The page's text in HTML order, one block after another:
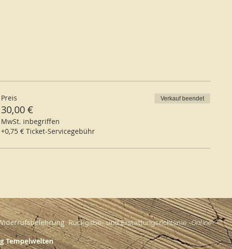
Preis
30,00 €
MwSt. inbegriffen
+0,75 € Ticket-Servicegebühr
Verkauf beendet
Rückgabe- und Erstattungsrichtlinie-Online-
Tempelwelten